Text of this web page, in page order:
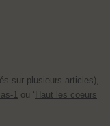
sur plusieurs articles),
1 ou ‘Haut les coeurs